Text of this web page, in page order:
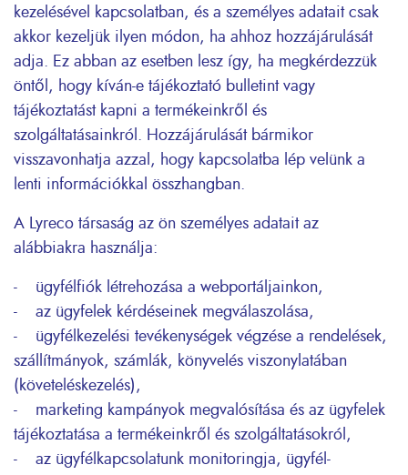
kezelésével kapcsolatban, és a személyes adatait csak
akkor kezeljük ilyen módon, ha ahhoz hozzájárulását
adja. Ez abban az esetben lesz így, ha megkérdezzük
öntől, hogy kíván-e tájékoztató bulletint vagy
tájékoztatást kapni a termékeinkről és
szolgáltatásainkról. Hozzájárulását bármikor
visszavonhatja azzal, hogy kapcsolatba lép velünk a
lenti információkkal összhangban.
A Lyreco társaság az ön személyes adatait az
alábbiakra használja:
- ügyfélfiók létrehozása a webportáljainkon,
- az ügyfelek kérdéseinek megválaszolása,
- ügyfélkezelési tevékenységek végzése a rendelések,
szállítmányok, számlák, könyvelés viszonylatában
(követeléskezelés),
- marketing kampányok megvalósítása és az ügyfelek
tájékoztatása a termékeinkről és szolgáltatásokról,
- az ügyfélkapcsolatunk monitoringja, ügyfél-